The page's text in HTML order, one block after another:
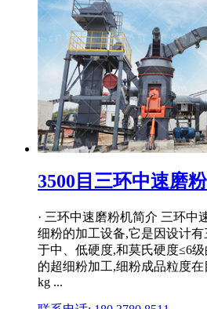
3500目三环中速磨
· 三环中速磨粉机简介 三环中
细粉的加工设备,它是因设计
于中、低硬度,和莫氏硬度≤6
的超细粉加工,细粉成品粒度
kg ...